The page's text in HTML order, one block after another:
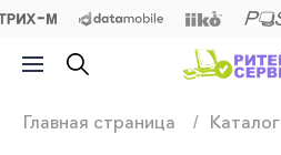
Главная страница Каталог